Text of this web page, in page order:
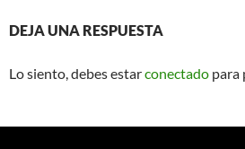
DEJA UNA RESPUESTA
Lo siento, debes estarconectado para